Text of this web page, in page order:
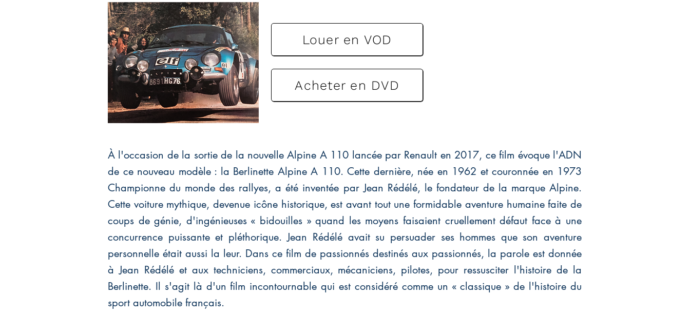
Louer en VOD
Acheter en DVD
À l'occasion de la sortie de la nouvelle Alpine A 110 lancée par Renault en 2017, ce film évoque l'ADN
de ce nouveau modèle : la Berlinette Alpine A 110. Cette dernière, née en 1962 et couronnée en 1973
Championne du monde des rallyes, a été inventée par Jean Rédélé, le fondateur de la marque Alpine.
Cette voiture mythique, devenue icône historique, est avant tout une formidable aventure humaine faite de
coups de génie, d'ingénieuses « bidouilles » quand les moyens faisaient cruellement défaut face à une
concurrence puissante et pléthorique. Jean Rédélé avait su persuader ses hommes que son aventure
personnelle était aussi la leur. Dans ce film de passionnés destinés aux passionnés, la parole est donnée
à Jean Rédélé et aux techniciens, commerciaux, mécaniciens, pilotes, pour ressusciter l'histoire de la
Berlinette. Il s'agit là d'un film incontournable qui est considéré comme un « classique » de l'histoire du
sport automobile français.